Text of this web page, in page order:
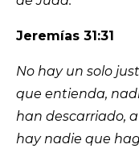
Jeremías 31:31
No hay un solo
que entienda,
han descarriado,
hay nadie que